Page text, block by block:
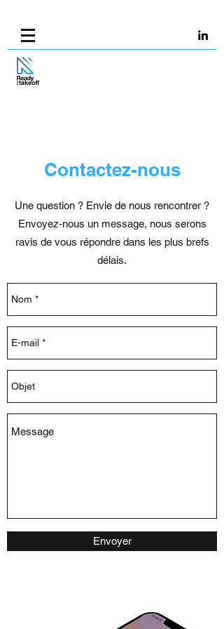
Contactez-nous
Une question ? Envie de nous rencontrer ?
Envoyez-nous un message, nous serons
ravis de vous répondre dans les plus brefs
délais.
Envoyer